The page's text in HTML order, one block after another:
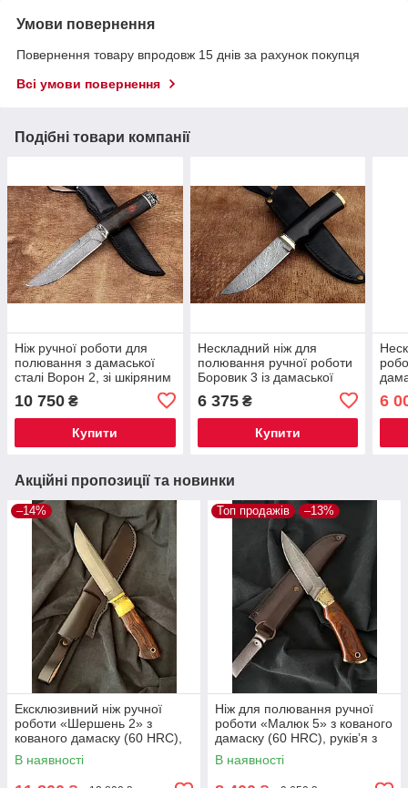
Умови повернення
Повернення товару впродовж 15 днів за рахунок покупця
Всі умови повернення
Подібні товари компанії
Ніж ручної роботи для
полювання з дамаської
сталі Ворон 2, зі шкіряним
HRC
10 750 ₴
Купити
Нескладний ніж для
полювання ручної роботи
Боровик 3 із дамаської
сталі 60 HRC, зі шкіряним
чохлом у комплекті
6 375₴
Купити
6
Акційні пропозиції та новинки
–14%
Ексклюзивний ніж ручної
роботи «Шершень 2» з
кованого дамаску (60 HRC),
руківʼя з айронвуду, шкіряний
чохол
В наявності
Топ продажів –13%
Ніж для полювання ручної
роботи «Малюк 5» з кованого
дамаску (60 HRC), руківʼя з
айронвуду, шкіряний чохол
В наявності